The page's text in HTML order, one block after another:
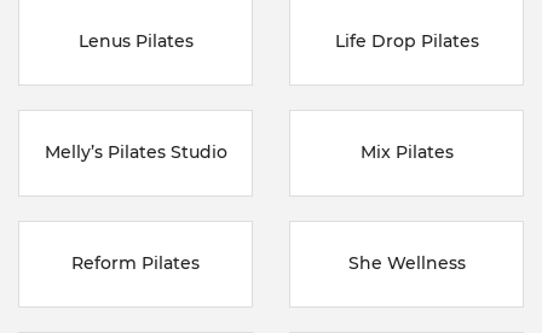
Lenus Pilates Life Drop Pilates
Melly’s Pilates Studio Mix Pilates
Reform Pilates She Wellness